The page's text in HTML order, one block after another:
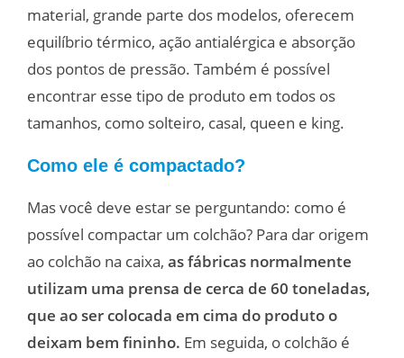
material, grande parte dos modelos, oferecem
equilíbrio térmico, ação antialérgica e absorção
dos pontos de pressão. Também é possível
encontrar esse tipo de produto em todos os
tamanhos, como solteiro, casal, queen e king.
Como ele é compactado?
Mas você deve estar se perguntando: como é
possível compactar um colchão? Para dar origem
ao colchão na caixa, as fábricas normalmente
utilizam uma prensa de cerca de 60 toneladas,
que ao ser colocada em cima do produto o
deixam bem fininho. Em seguida, o colchão é